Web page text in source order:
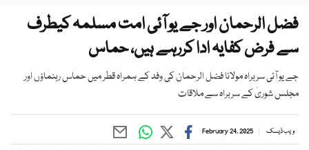
فضل الرحمان اور جے یو آئی امت مسلمہ کیطرف
سے فرض کفایہ ادا کررہے ہیں، حماس
جے یو آئی سربراہ مولانا فضل الرحمان کی وفد کے ہمراہ قطر میں حماس رہنماؤں اور
مجلس شوریٰ کے سربراہ سے ملاقات
ویب ڈیسک February 24, 2025